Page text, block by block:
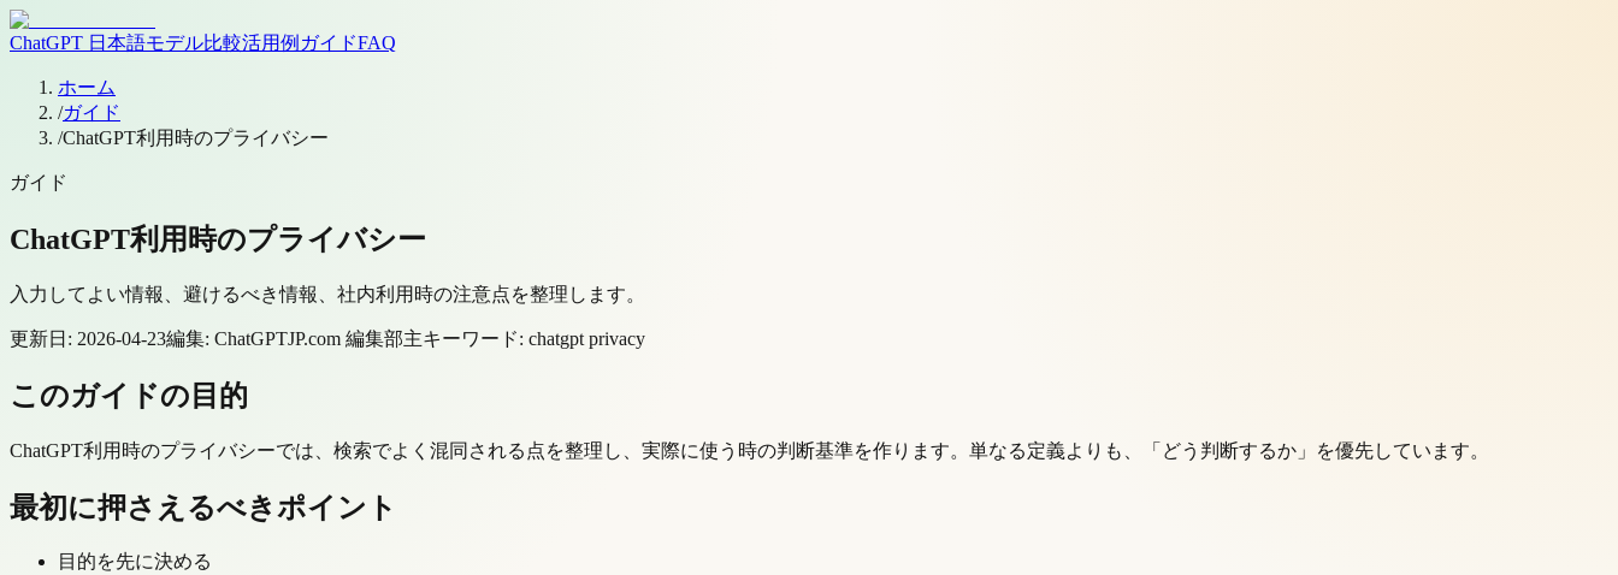
ChatGPT 日本語モデル比較活用例 ガイドFAQ
ホーム
/ガイド
/ChatGPT利用時のプライバシー
ガイド
ChatGPT利用時のプライバシー
入力してよい情報、避けるべき情報、社内利用時の注意点を整理します。
更新日: 2026-04-23編集: ChatGPTJP.com 編集部主キーワード: chatgpt privacy
このガイドの目的
ChatGPT利用時のプライバシーでは、検索でよく混同される点を整理し、実際に使う時の判断基準を作ります。単なる定義よりも、「どう判断するか」を優先しています。
最初に押さえるべきポイント
目的を先に決める